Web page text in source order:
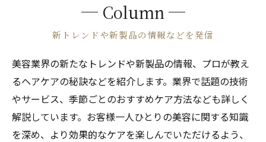
Column
新トレンドや新製品の情報などを発信
美容業界の新たなトレンドや新製品の情報、プロが教え
るヘアケアの秘訣などを紹介します。業界で話題の技術
やサービス、季節ごとのおすすめケア方法なども詳しく
解説しています。お客様一人ひとりの美容に関する知識
を深め、より効果的なケアを楽しんでいただけるよう、